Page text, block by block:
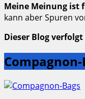
Meine Meinung ist
kann aber Spuren
Dieser Blog
Compagnon-